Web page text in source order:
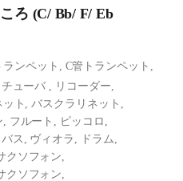
ろ (C/ Bb/ F/ Eb
ンペット, C管トランペット,
チューバ , リコーダー,
ット,バスクラリネット,
, フルート, ピッコロ,
ス, ヴィオラ,
ドラム,
クソフォン,
クソフォン,